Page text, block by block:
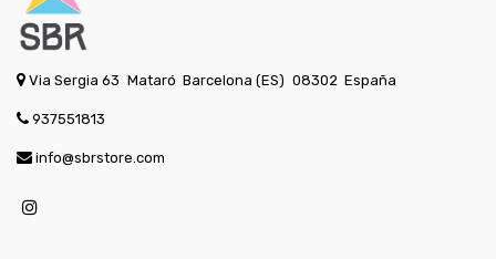
Via Sergia 63 Mataró Barcelona (ES) 08302 España
937551813
info@sbrstore.com